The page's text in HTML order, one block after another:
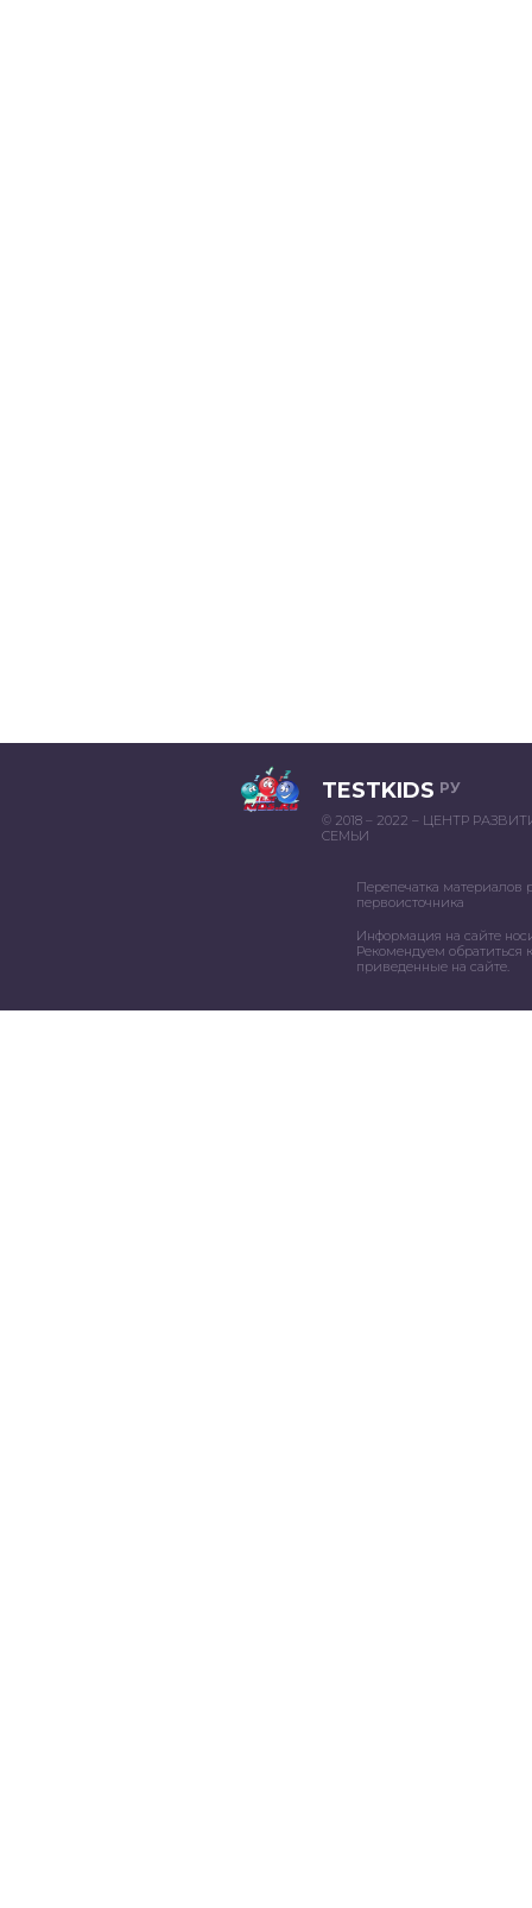
TESTKIDS РУ
© 2018 – 2022 – ЦЕНТР
СЕМЬИ
Перепечатка материалов
первоисточника
Информация на сайте
Рекомендуем обратиться
приведенные на сайте.